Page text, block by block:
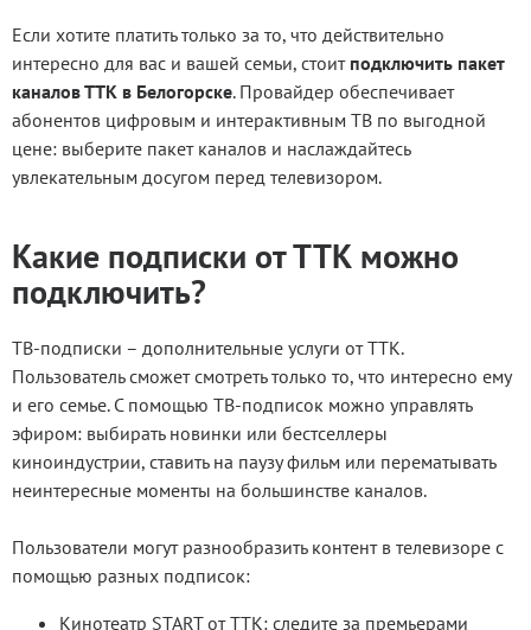
Основные
пакеты
Если хотите платить только за то, что действительно
интересно для вас и вашей семьи, стоит подключить пакет
каналов ТТК в Белогорске. Провайдер обеспечивает
абонентов цифровым и интерактивным ТВ по выгодной
цене: выберите пакет каналов и наслаждайтесь
увлекательным досугом перед телевизором.
Какие подписки от ТТК можно
подключить?
ТВ-подписки – дополнительные услуги от ТТК.
Пользователь сможет смотреть только то, что интересно ему
и его семье. С помощью ТВ-подписок можно управлять
эфиром: выбирать новинки или бестселлеры
киноиндустрии, ставить на паузу фильм или перематывать
неинтересные моменты на большинстве каналов.
Пользователи могут разнообразить контент в телевизоре с
помощью разных подписок:
Кинотеатр START от ТТК: следите за премьерами